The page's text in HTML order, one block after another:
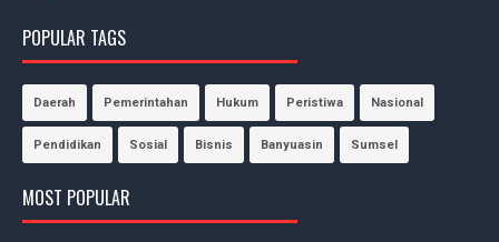
POPULAR TAGS
Daerah Pemerintahan Hukum Peristiwa Nasional
Pendidikan Sosial Bisnis Banyuasin Sumsel
MOST POPULAR